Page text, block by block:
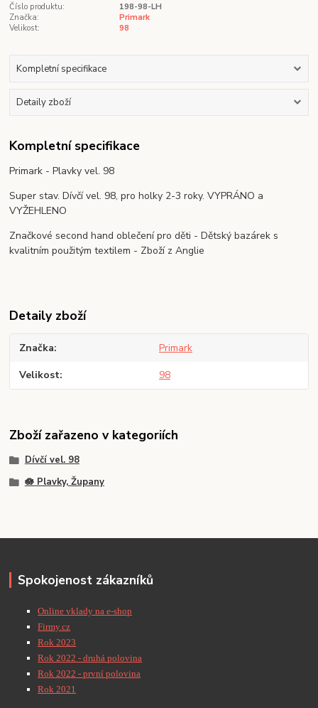
Číslo produktu:
198-98-LH
Značka:
Primark
Velikost:
98
Kompletní specifikace
Detaily zboží
Kompletní specifikace
Primark - Plavky vel. 98
Super stav. Dívčí vel. 98, pro holky 2-3 roky. VYPRÁNO a
VYŽEHLENO
Značkové second hand oblečení pro děti - Dětský bazárek s
kvalitním použitým textilem - Zboží z Anglie
Detaily zboží
Značka Primark
Velikost 98
Zboží zařazeno v kategoriích
Dívčí vel. 98
🪷 Plavky, Župany
Spokojenost zákazníků
Online vklady na e-shop
Firmy.cz
Rok 2023
Rok 2022 - druhá polovina
Rok 2022 - první polovina
Rok 2021